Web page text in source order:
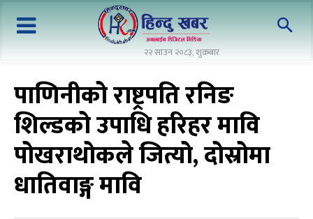
२२ साउन २०८३, शुक्रबार
पाणिनीको राष्ट्रपति रनिङ
शिल्डको उपाधि हरिहर मावि
पोखराथोकले जित्यो, दोस्रोमा
धातिवाङ्ग मावि